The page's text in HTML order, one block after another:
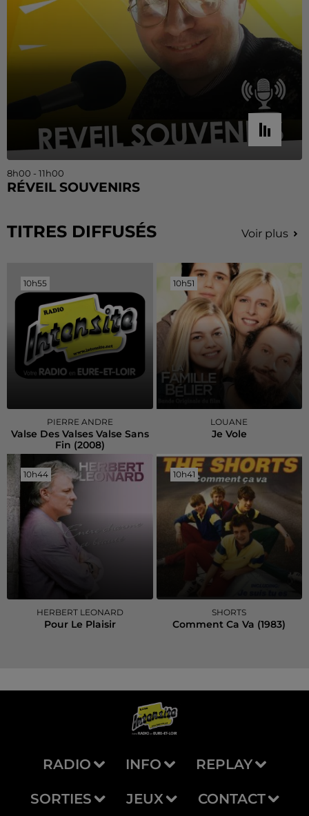
8h00 - 11h00
RÉVEIL SOUVENIRS
TITRES DIFFUSÉS Voir plus
10h55
10h55
PIERRE ANDRE
Valse Des Valses Valse Sans
Fin (2008)
10h51
10h51
LOUANE
Je Vole
10h44
10h44
HERBERT LEONARD
Pour Le Plaisir
10h41
10h41
SHORTS
Comment Ca Va (1983)
RADIO INFO REPLAY
SORTIES JEUX CONTACT